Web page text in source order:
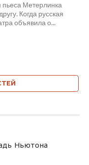
пьеса Метерлинка
Когда русская
объявила о...
Ньютона